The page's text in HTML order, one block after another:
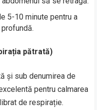
5-10 minute pentru a
pătrată)
și sub denumirea de
pentru calmarea
de respirație.